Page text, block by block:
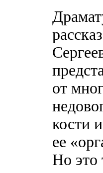
от
кости
ее
Но это